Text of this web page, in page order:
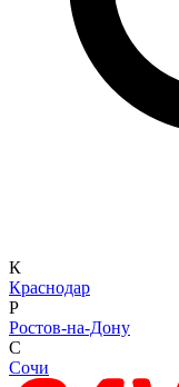
К
Краснодар
Р
Ростов-на-Дону
С
Сочи